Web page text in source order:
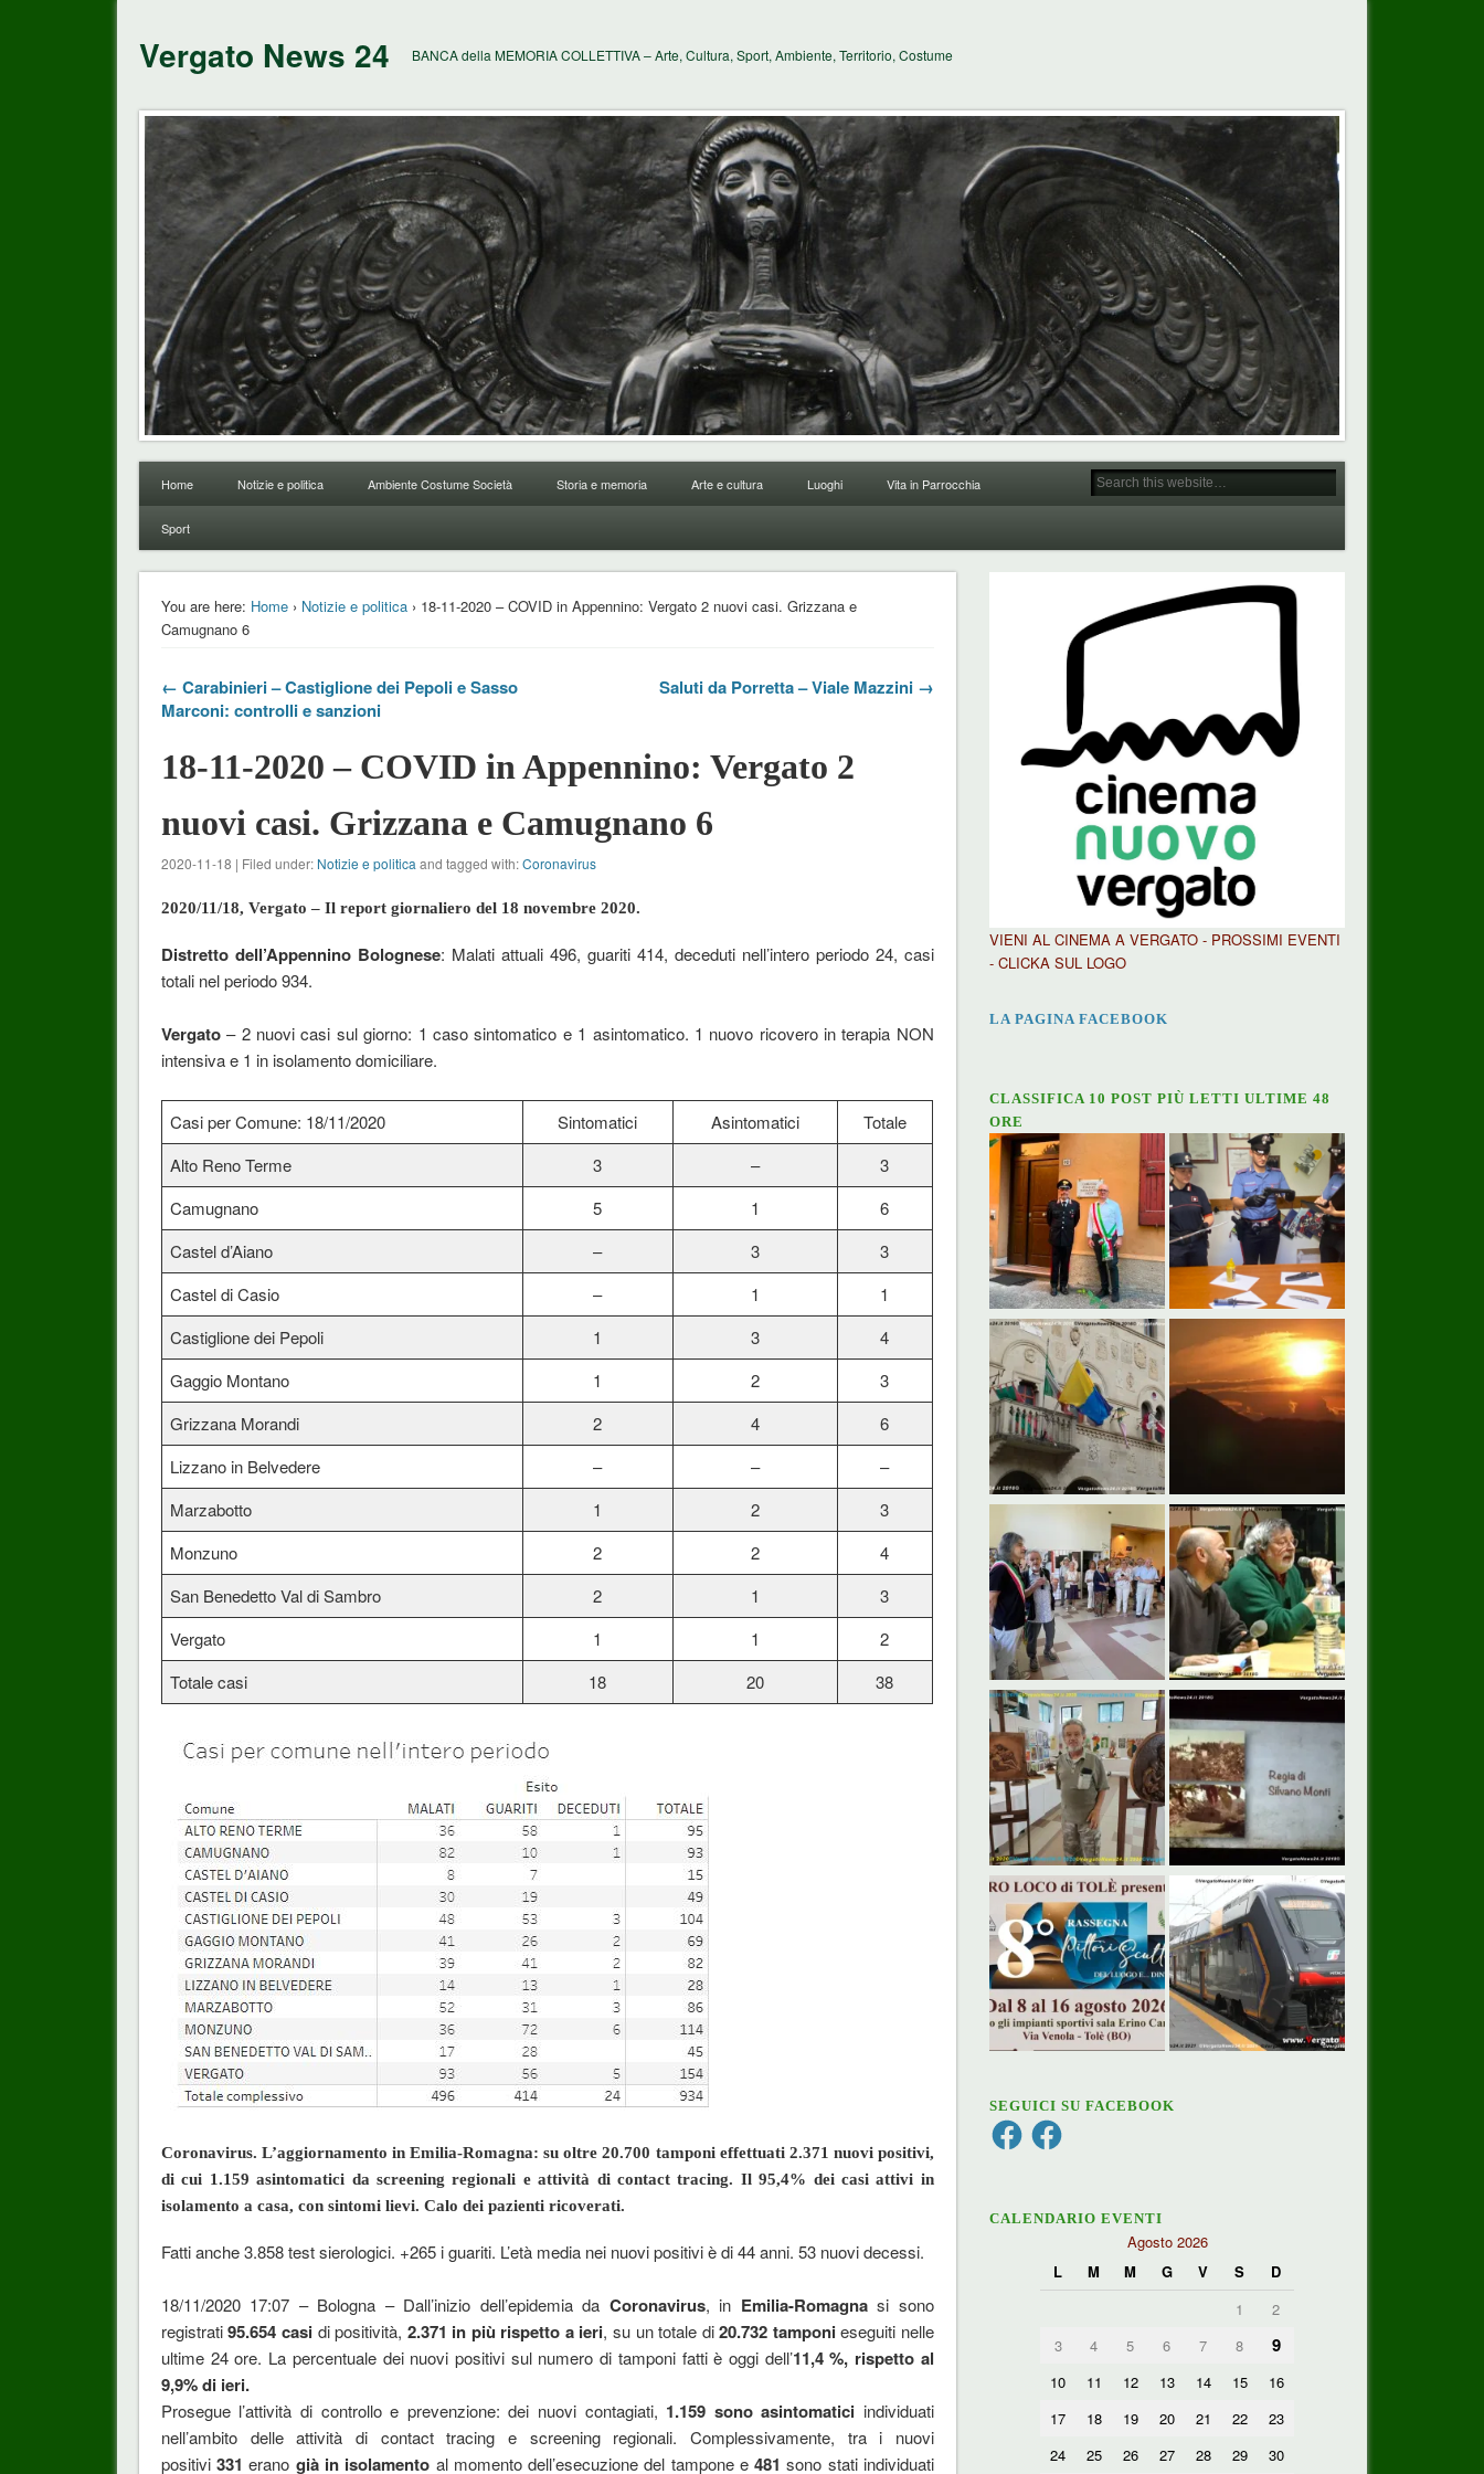
Vergato News 24 BANCA della MEMORIA COLLETTIVA – Arte, Cultura, Sport, Ambiente, Territorio, Costume
Home Notizie e politica Ambiente Costume Società Storia e memoria Arte e cultura Luoghi Vita in Parrocchia
Sport
You are here: Home› Notizie e politica› 18-11-2020 – COVID in Appennino: Vergato 2 nuovi casi. Grizzana e
Camugnano 6
← Carabinieri – Castiglione dei Pepoli e Sasso
Marconi: controlli e sanzioni
Saluti da Porretta – Viale Mazzini →
18-11-2020 – COVID in Appennino: Vergato 2
nuovi casi. Grizzana e Camugnano 6
2020-11-18 | Filed under: Notizie e politica and tagged with:Coronavirus
2020/11/18, Vergato – Il report giornaliero del 18 novembre 2020.
Distretto dell’Appennino Bolognese: Malati attuali 496, guariti 414, deceduti nell’intero periodo 24, casi
totali nel periodo 934.
Vergato– 2 nuovi casi sul giorno: 1 caso sintomatico e 1 asintomatico. 1 nuovo ricovero in terapia NON
intensiva e 1 in isolamento domiciliare.
Casi per Comune: 18/11/2020 Sintomatici Asintomatici
Totale
Alto Reno Terme
3 –
3
Camugnano
5 1
6
Castel d’Aiano
– 3
3
Castel di Casio
– 1
1
Castiglione dei Pepoli
1 3
4
Gaggio Montano
1 2
3
Grizzana Morandi
2 4
6
Lizzano in Belvedere
– –
–
Marzabotto
1 2
3
Monzuno
2 2
4
San Benedetto Val di Sambro
2 1
3
Vergato
1 1
2
Totale casi
18 20 38
Coronavirus. L’aggiornamento in Emilia-Romagna: su oltre 20.700 tamponi effettuati 2.371 nuovi positivi,
di cui 1.159 asintomatici da screening regionali e attività di contact tracing. Il 95,4% dei casi attivi in
isolamento a casa, con sintomi lievi. Calo dei pazienti ricoverati.
Fatti anche 3.858 test sierologici. +265 i guariti. L’età media nei nuovi positivi è di 44 anni. 53 nuovi decessi.
18/11/2020 17:07 – Bologna – Dall’inizio dell’epidemia da Coronavirus, in Emilia-Romagnasi sono
registrati95.654 casi di positività, 2.371 in più rispetto a ieri, su un totale di20.732 tamponieseguiti nelle
ultime 24 ore. La percentuale dei nuovi positivi sul numero di tamponi fatti è oggi dell’11,4 %, rispetto al
9,9% di ieri.
Prosegue l’attività di controllo e prevenzione: dei nuovi contagiati, 1.159 sono asintomatici individuati
nell’ambito delle attività di contact tracing e screening regionali. Complessivamente, tra i nuovi
positivi331erano già in isolamento al momento dell’esecuzione del tampone e481 sono stati individuati
VIENI AL CINEMA A VERGATO - PROSSIMI EVENTI
- CLICKA SUL LOGO
LA PAGINA FACEBOOK
CLASSIFICA 10 POST PIÙ LETTI ULTIME 48
ORE
SEGUICI SU FACEBOOK
FacebookFacebook
CALENDARIO EVENTI
Agosto 2026
L
M M G V S
D
1
2
3
4 5 6 7 8 9
10 11 12 13 14 15
16
17
18 19 20 21 22
23
24
25 26 27 28 29 30